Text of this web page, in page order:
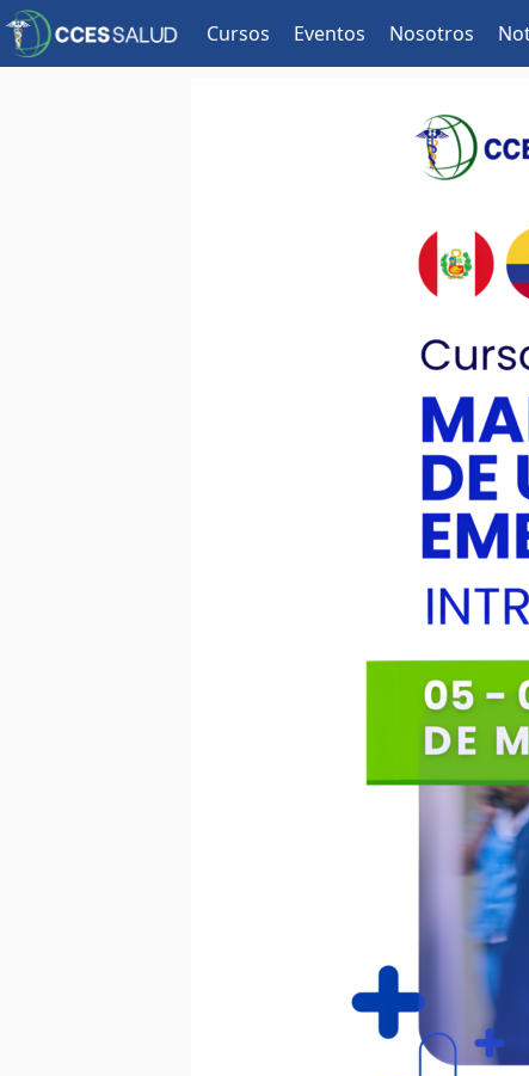
Cursos Eventos Nosotros